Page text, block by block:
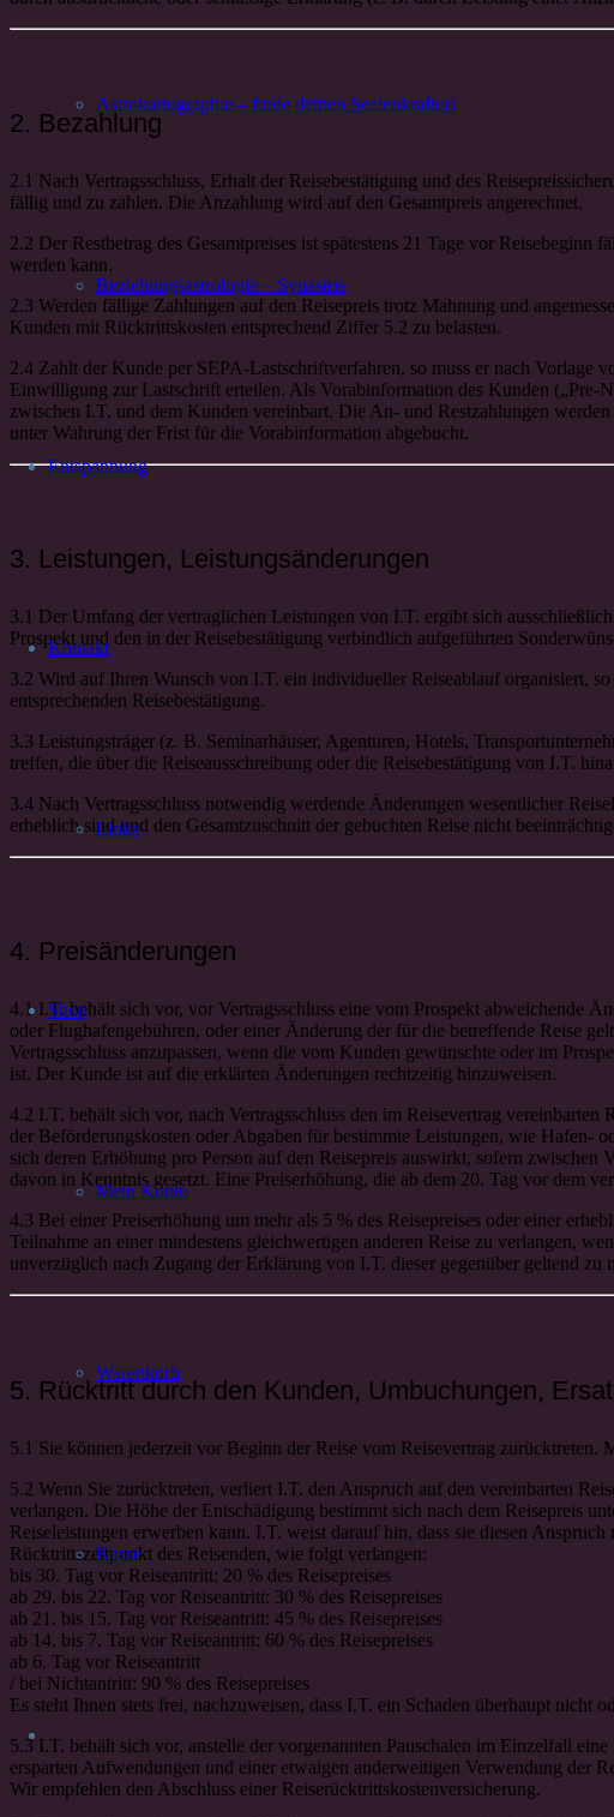
Astrokartographie – finde deinen Seelenkraftort
Beziehungsastrologie – Synastrie
Entspannung
Kontakt
Links
Shop
Mein Konto
Warenkorb
Kasse
2. Bezahlung
2.1 Nach Vertragsschluss, Erhalt der Reisebestätigung und des
fällig und zu zahlen. Die Anzahlung wird auf den Gesamtpreis angerechnet.
2.2 Der Restbetrag des Gesamtpreises ist spätestens 21 Tage vor
werden kann.
2.3 Werden fällige Zahlungen auf den Reisepreis trotz Mahnung und
Kunden mit Rücktrittskosten entsprechend Ziffer 5.2 zu belasten.
2.4 Zahlt der Kunde per SEPA-Lastschriftverfahren, so muss er nach Vorlage
Einwilligung zur Lastschrift erteilen. Als Vorabinformation des Kunden
zwischen I.T. und dem Kunden vereinbart. Die An- und Restzahlungen
unter Wahrung der Frist für die Vorabinformation abgebucht.
3. Leistungen, Leistungsänderungen
3.1 Der Umfang der vertraglichen Leistungen von I.T. ergibt sich
Prospekt und den in der Reisebestätigung verbindlich aufgeführten
3.2 Wird auf Ihren Wunsch von I.T. ein individueller Reiseablauf organisiert,
entsprechenden Reisebestätigung.
3.3 Leistungsträger (z. B. Seminarhäuser, Agenturen, Hotels,
treffen, die über die Reiseausschreibung oder die Reisebestätigung von I.T.
3.4 Nach Vertragsschluss notwendig werdende Änderungen wesentlicher
erheblich sind und den Gesamtzuschnitt der gebuchten Reise nicht
4. Preisänderungen
4.1 I.T. behält sich vor, vor Vertragsschluss eine vom Prospekt abweichende
oder Flughafengebühren, oder einer Änderung der für die betreffende Reise
Vertragsschluss anzupassen, wenn die vom Kunden gewünschte oder im
ist. Der Kunde ist auf die erklärten Änderungen rechtzeitig hinzuweisen.
4.2 I.T. behält sich vor, nach Vertragsschluss den im Reisevertrag
der Beförderungskosten oder Abgaben für bestimmte Leistungen, wie Hafen-
sich deren Erhöhung pro Person auf den Reisepreis auswirkt, sofern
davon in Kenntnis gesetzt. Eine Preiserhöhung, die ab dem 20. Tag vor dem
4.3 Bei einer Preiserhöhung um mehr als 5 % des Reisepreises oder einer
Teilnahme an einer mindestens gleichwertigen anderen Reise zu verlangen,
unverzüglich nach Zugang der Erklärung von I.T. dieser gegenüber geltend zu
5. Rücktritt durch den Kunden, Umbuchungen,
5.1 Sie können jederzeit vor Beginn der Reise vom Reisevertrag
5.2 Wenn Sie zurücktreten, verliert I.T. den Anspruch auf den vereinbarten
verlangen. Die Höhe der Entschädigung bestimmt sich nach dem Reisepreis
Reiseleistungen erwerben kann. I.T. weist darauf hin, dass sie diesen
Rücktrittszeitpunkt des Reisenden, wie folgt verlangen:
bis 30. Tag vor Reiseantritt: 20 % des Reisepreises
ab 29. bis 22. Tag vor Reiseantritt: 30 % des Reisepreises
ab 21. bis 15. Tag vor Reiseantritt: 45 % des Reisepreises
ab 14. bis 7. Tag vor Reiseantritt: 60 % des Reisepreises
ab 6. Tag vor Reiseantritt
/ bei Nichtantritt: 90 % des Reisepreises
Es steht Ihnen stets frei, nachzuweisen, dass I.T. ein Schaden überhaupt nicht
5.3 I.T. behält sich vor, anstelle der vorgenannten Pauschalen im Einzelfall
ersparten Aufwendungen und einer etwaigen anderweitigen Verwendung der
Wir empfehlen den Abschluss einer Reiserücktrittskostenversicherung.